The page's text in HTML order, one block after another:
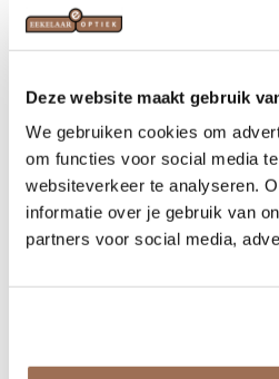
Deze website maakt gebruik
We gebruiken cookies om
om functies voor social media
websiteverkeer te analyseren.
informatie over je gebruik van
partners voor social media,